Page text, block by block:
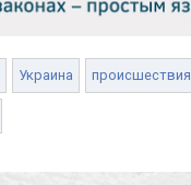
Украина происшествия